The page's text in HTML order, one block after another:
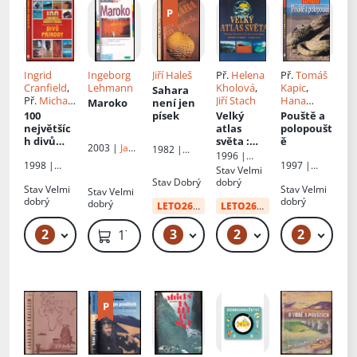
Prahou,
rovníkem
a Prahou
Ingrid
Cranfield,
Př. Michal
Kasan
Jaroslav
Kasan,
Kasan
100
největšíc
h divů
1998 |
StavVelmi
dobrý
2 79 Kč
Ingeborg
Lehmann
Maroko
2003 | Jan
StavVelmi
dobrý
179 Kč
Jiří Haleš
Sahara
není jen
písek
1982 |
Stav Dobrý
LETO26od: 34 Kč
3 49 Kč
Př. Helena
Kholová,
Jiří Stach
Velký
atlas
světa:
obsahuje
obrazovo
u část s
barevným
i snímky
přírodníc
h
prostředí,
lexikon
1996 |
GeoMedia
StavVelmi
dobrý
LETO26od: 10 Kč
2 49 Kč
Př.Tomáš
Kapic,
Hana
Prousková
Pouště a
polopoušt
ě
1997 |
StavVelmi
dobrý
2